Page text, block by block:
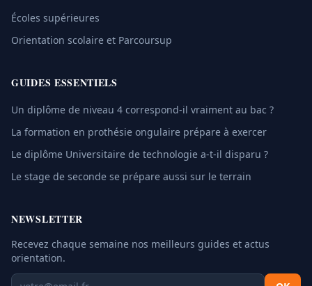
Écoles supérieures
Orientation scolaire et Parcoursup
GUIDES ESSENTIELS
Un diplôme de niveau 4 correspond-il vraiment au bac ?
La formation en prothésie ongulaire prépare à exercer
Le diplôme Universitaire de technologie a-t-il disparu ?
Le stage de seconde se prépare aussi sur le terrain
NEWSLETTER
Recevez chaque semaine nos meilleurs guides et actus
orientation.